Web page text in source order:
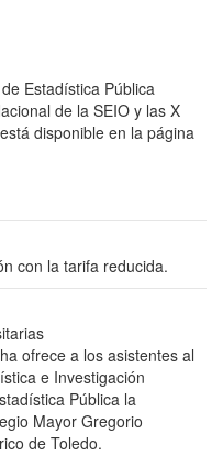
Estadística Pública
de la SEIO y las X
disponible en la página
con la tarifa reducida.
ofrece a los asistentes al
e Investigación
Pública la
Mayor Gregorio
de Toledo.